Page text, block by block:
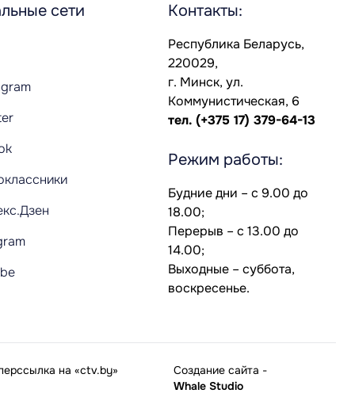
сети Контакты:
Республика Беларусь,
220029,
г. Минск, ул.
Коммунистическая, 6
тел. (+375 17) 379-64-13
Режим работы:
Будние дни – с 9.00 до
18.00;
Перерыв – с 13.00 до
14.00;
Выходные – суббота,
воскресенье.
на «ctv.by»
Создание сайта -
Whale Studio